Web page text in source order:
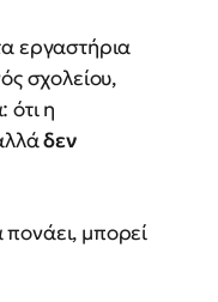
εργαστήρια
σχολείου,
η
δεν
πονάει, μπορεί